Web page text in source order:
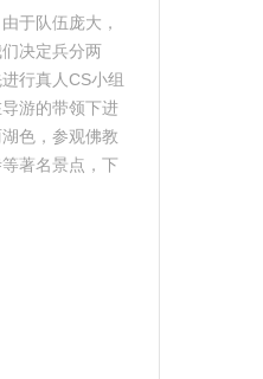
于队伍庞大，
决定兵分两
行真人CS小组
游的带领下进
色，参观佛教
著名景点，下